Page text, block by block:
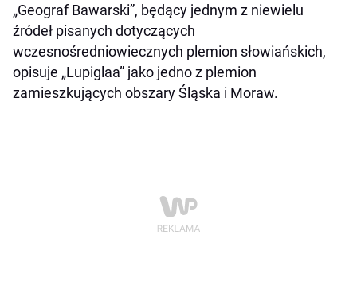
„Geograf Bawarski”, będący jednym z niewielu
źródeł pisanych dotyczących
wczesnośredniowiecznych plemion słowiańskich,
opisuje „Lupiglaa” jako jedno z plemion
zamieszkujących obszary Śląska i Moraw.